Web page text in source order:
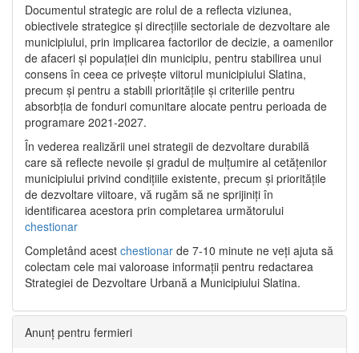
Documentul strategic are rolul de a reflecta viziunea,
obiectivele strategice și direcțiile sectoriale de dezvoltare ale
municipiului, prin implicarea factorilor de decizie, a oamenilor
de afaceri și populației din municipiu, pentru stabilirea unui
consens în ceea ce privește viitorul municipiului Slatina,
precum și pentru a stabili prioritățile și criteriile pentru
absorbția de fonduri comunitare alocate pentru perioada de
programare 2021-2027.
În vederea realizării unei strategii de dezvoltare durabilă
care să reflecte nevoile și gradul de mulțumire al cetățenilor
municipiului privind condițiile existente, precum și prioritățile
de dezvoltare viitoare, vă rugăm să ne sprijiniți în
identificarea acestora prin completarea următorului
chestionar
Completând acest chestionar de 7-10 minute ne veți ajuta să
colectam cele mai valoroase informații pentru redactarea
Strategiei de Dezvoltare Urbană a Municipiului Slatina.
Anunț pentru fermieri